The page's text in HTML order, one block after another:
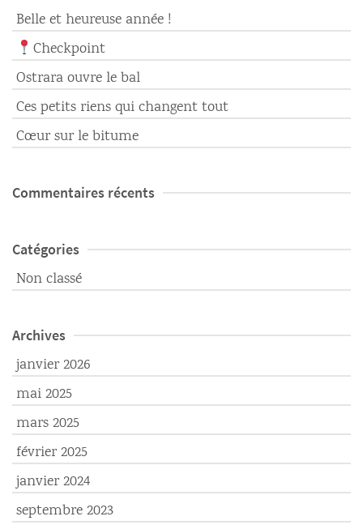
Belle et heureuse année !
Checkpoint
Ostrara ouvre le bal
Ces petits riens qui changent tout
Cœur sur le bitume
Commentaires récents
Catégories
Non classé
Archives
janvier 2026
mai 2025
mars 2025
février 2025
janvier 2024
septembre 2023